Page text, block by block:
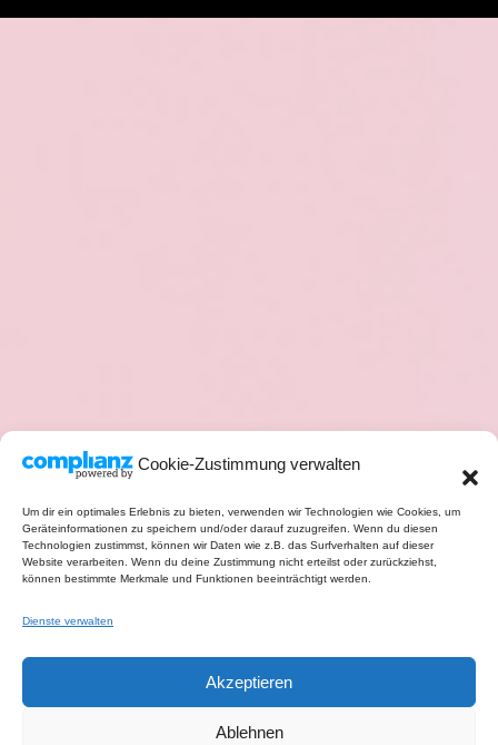
Cookie-Zustimmung verwalten
Um dir ein optimales Erlebnis zu bieten, verwenden wir Technologien wie Cookies, um
Geräteinformationen zu speichern und/oder darauf zuzugreifen. Wenn du diesen
Technologien zustimmst, können wir Daten wie z.B. das Surfverhalten auf dieser
Website verarbeiten. Wenn du deine Zustimmung nicht erteilst oder zurückziehst,
können bestimmte Merkmale und Funktionen beeinträchtigt werden.
Dienste verwalten
Akzeptieren
Ablehnen